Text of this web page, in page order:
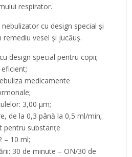
respirator.
cu design special și
vesel și jucăuș.
design special pentru copii;
medicamente
3,00 µm;
de la 0,3 până la 0,5 ml/min;
pentru substanţe
– 10 ml;
30 de minute – ON/30 de